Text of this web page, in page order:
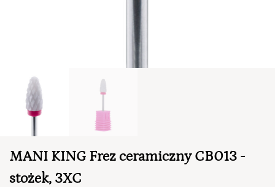
PRZEJDŹ DO KOSZYKA
MANI KING Frez ceramiczny CB013 -
stożek, 3XC